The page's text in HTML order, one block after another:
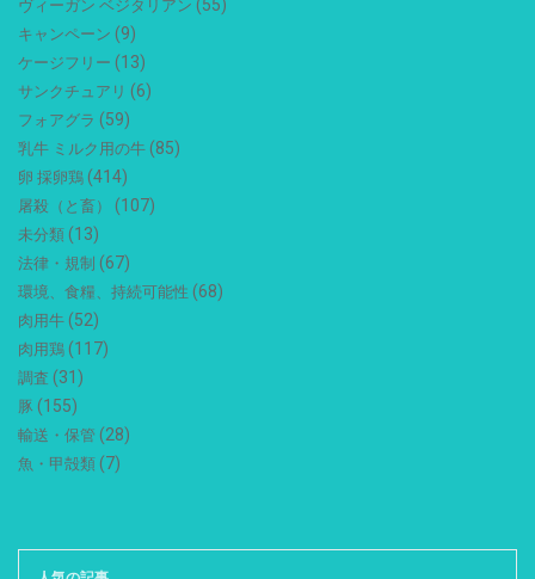
ヴィーガン ベジタリアン (55)
キャンペーン (9)
ケージフリー (13)
サンクチュアリ (6)
フォアグラ (59)
乳牛 ミルク用の牛 (85)
卵 採卵鶏 (414)
屠殺（と畜） (107)
未分類 (13)
法律・規制 (67)
環境、食糧、持続可能性 (68)
肉用牛 (52)
肉用鶏 (117)
調査 (31)
豚 (155)
輸送・保管 (28)
魚・甲殻類 (7)